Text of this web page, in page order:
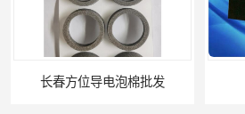
长春方位导电泡棉批发